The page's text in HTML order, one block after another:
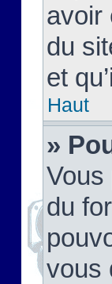
avoir
du
et
Haut
»
Vous
du
vous